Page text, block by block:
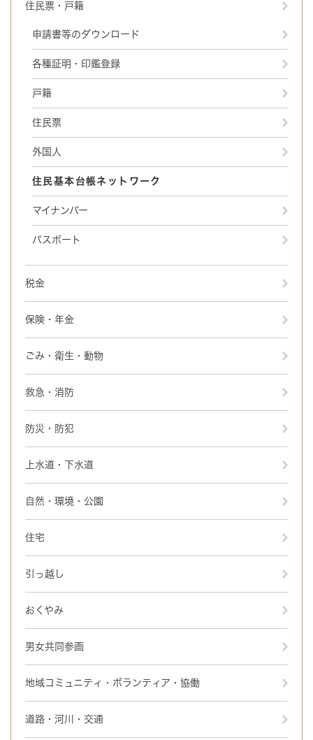
住民票・戸籍
申請書等のダウンロード
各種証明・印鑑登録
戸籍
住民票
外国人
住民基本台帳ネットワーク
マイナンバー
パスポート
税金
保険・年金
ごみ・衛生・動物
救急・消防
防災・防犯
上水道・下水道
自然・環境・公園
住宅
引っ越し
おくやみ
男女共同参画
地域コミュニティ・ボランティア・協働
道路・河川・交通